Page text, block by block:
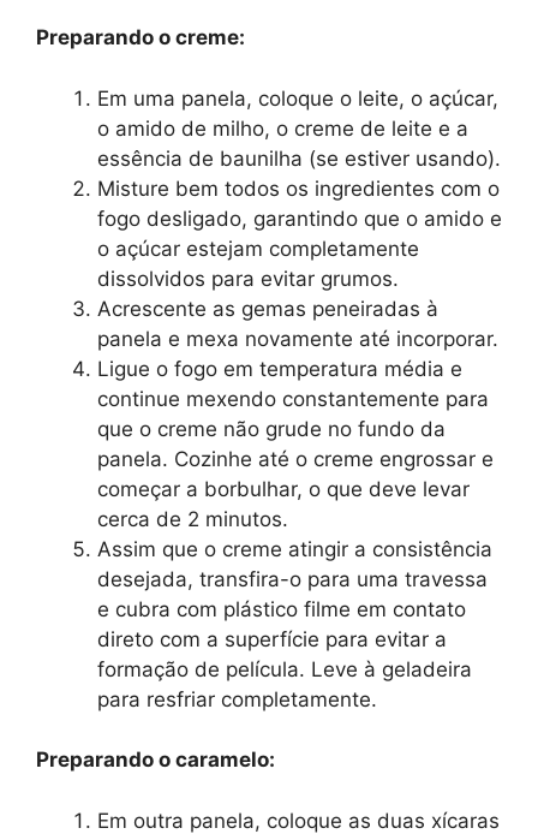
Preparando o creme:
Em uma panela, coloque o leite, o açúcar,
o amido de milho, o creme de leite e a
essência de baunilha (se estiver usando).
Misture bem todos os ingredientes com o
fogo desligado, garantindo que o amido e
o açúcar estejam completamente
dissolvidos para evitar grumos.
Acrescente as gemas peneiradas à
panela e mexa novamente até incorporar.
Ligue o fogo em temperatura média e
continue mexendo constantemente para
que o creme não grude no fundo da
panela. Cozinhe até o creme engrossar e
começar a borbulhar, o que deve levar
cerca de 2 minutos.
Assim que o creme atingir a consistência
desejada, transfira-o para uma travessa
e cubra com plástico filme em contato
direto com a superfície para evitar a
formação de película. Leve à geladeira
para resfriar completamente.
Preparando o caramelo:
Em outra panela, coloque as duas xícaras